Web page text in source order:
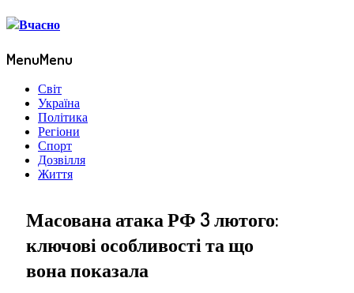
MenuMenu
Світ
Україна
Політика
Регіони
Спорт
Дозвілля
Життя
Масована атака РФ 3 лютого:
ключові особливості та що
вона показала